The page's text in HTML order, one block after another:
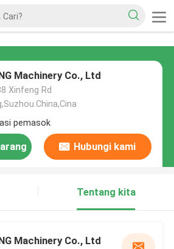
Machinery Co., Ltd
Xinfeng Rd
pemasok
Hubungi kami
Tentang kita
Machinery Co., Ltd